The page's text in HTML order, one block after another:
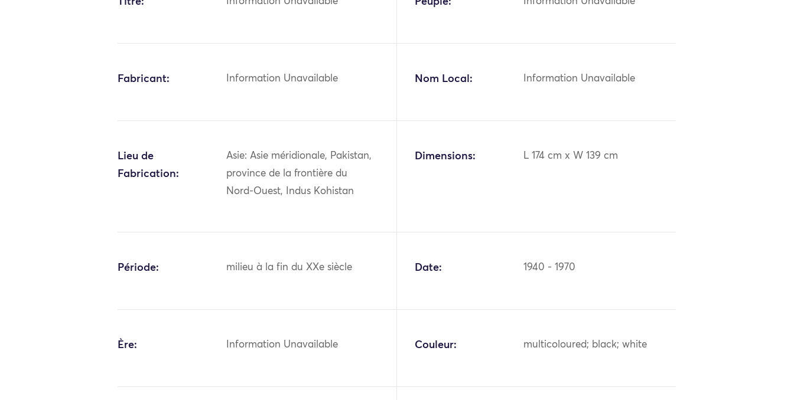
Fabricant: Information Unavailable Nom Local: Information Unavailable
Lieu de
Fabrication:
Asie: Asie méridionale, Pakistan,
province de la frontière du
Nord-Ouest, Indus Kohistan
Dimensions: L 174 cm x W 139 cm
Période: milieu à la fin du XXe siècle Date: 1940 - 1970
Ère: Information Unavailable Couleur: multicoloured; black; white